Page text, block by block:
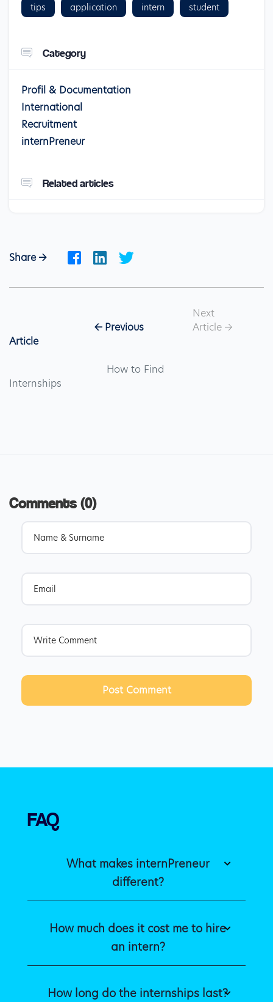
tips application intern student
Category
Profil & Documentation
International
Recruitment
internPreneur
Related articles
Share ->
Article
Internships
Next
Article ->
Comments (0)
Post Comment
FAQ
What makes internPreneur
different?
How much does it cost me to hire
an intern?
How long do the internships last?